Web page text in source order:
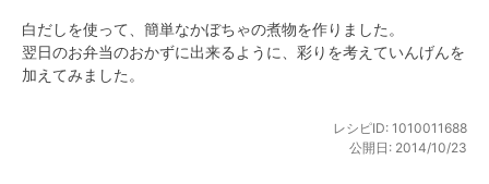
白だしを使って、簡単なかぼちゃの煮物を作りました。
翌日のお弁当のおかずに出来るように、彩りを考えていんげんを
加えてみました。
レシピID: 1010011688
公開日: 2014/10/23